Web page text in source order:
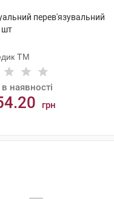
перев'язувальний
шт
ТМ
наявності
грн